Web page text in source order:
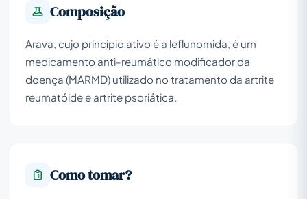
Composição
Arava, cujo princípio ativo é a leflunomida, é um
medicamento anti-reumático modificador da
doença (MARMD) utilizado no tratamento da artrite
reumatóide e artrite psoriática.
Como tomar?